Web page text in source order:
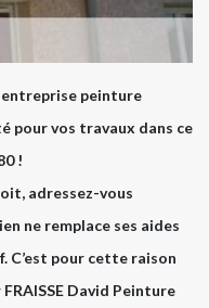
entreprise peinture
pour vos travaux dans ce
!
adressez-vous
ne remplace ses aides
C’est pour cette raison
David Peinture